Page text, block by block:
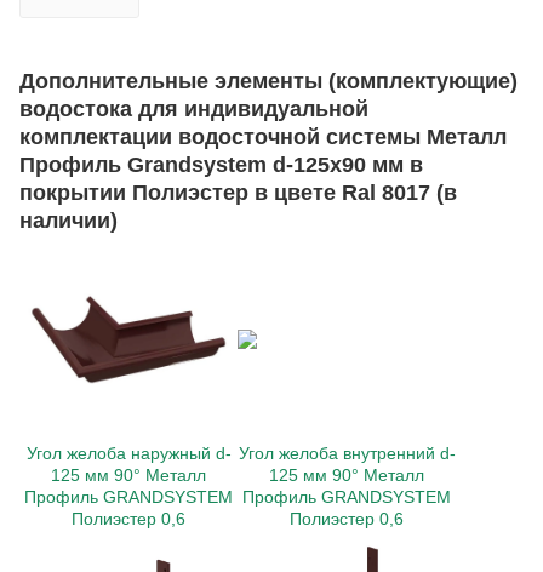
Дополнительные элементы (комплектующие)
водостока для индивидуальной
комплектации водосточной системы Металл
Профиль Grandsystem d-125x90 мм в
покрытии Полиэстер в цвете Ral 8017 (в
наличии)
Угол желоба наружный d-
125 мм 90° Металл
Профиль GRANDSYSTEM
Полиэстер 0,6
Угол желоба внутренний d-
125 мм 90° Металл
Профиль GRANDSYSTEM
Полиэстер 0,6